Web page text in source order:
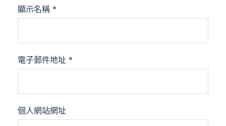
顯示名稱 *
電子郵件地址 *
個人網站網址